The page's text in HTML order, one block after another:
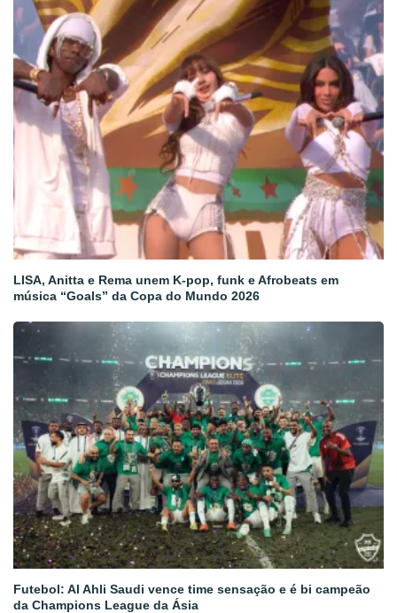
LISA, Anitta e Rema unem K-pop, funk e Afrobeats em
música “Goals” da Copa do Mundo 2026
Futebol: Al Ahli Saudi vence time sensação e é bi campeão
da Champions League da Ásia